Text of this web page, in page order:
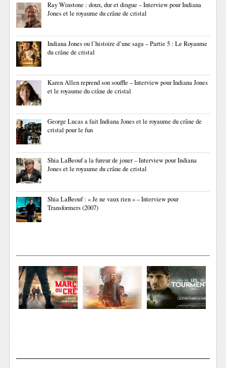
Ray Winstone : doux, dur et dingue – Interview pour Indiana
Jones et le royaume du crâne de cristal
Indiana Jones ou l’histoire d’une saga – Partie 5 : Le Royaume
du crâne de cristal
Karen Allen reprend son souffle – Interview pour Indiana Jones
et le royaume du crâne de cristal
George Lucas a fait Indiana Jones et le royaume du crâne de
cristal pour le fun
Shia LaBeouf a la fureur de jouer – Interview pour Indiana
Jones et le royaume du crâne de cristal
Shia LaBeouf : « Je ne vaux rien » – Interview pour
Transformers (2007)